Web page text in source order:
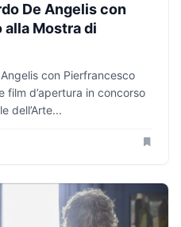
De Angelis con
Mostra di
con Pierfrancesco
film d’apertura in concorso
dell’Arte...